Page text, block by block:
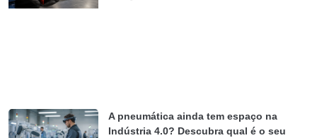
A pneumática ainda tem espaço na
Indústria 4.0? Descubra qual é o seu